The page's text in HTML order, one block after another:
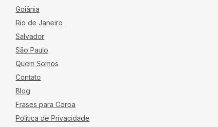
Goiânia
Rio de Janeiro
Salvador
São Paulo
Quem Somos
Contato
Blog
Frases para Coroa
Política de Privacidade